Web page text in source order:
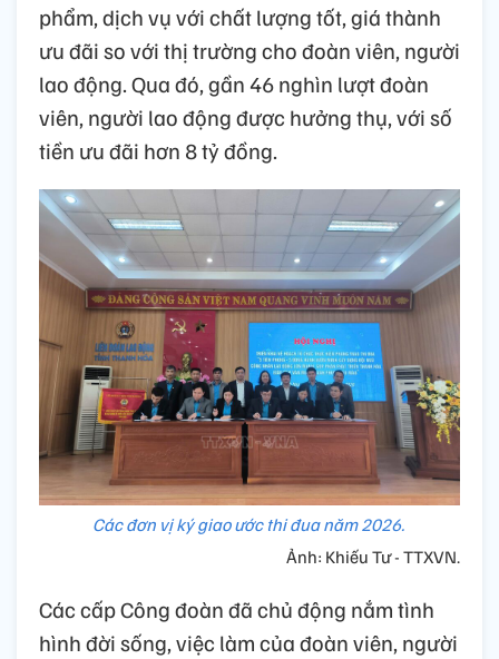
phẩm, dịch vụ với chất lượng tốt, giá thành
ưu đãi so với thị trường cho đoàn viên, người
lao động. Qua đó, gần 46 nghìn lượt đoàn
viên, người lao động được hưởng thụ, với số
tiền ưu đãi hơn 8 tỷ đồng.
Các đơn vị ký giao ước thi đua năm 2026.
Ảnh: Khiếu Tư - TTXVN.
Các cấp Công đoàn đã chủ động nắm tình
hình đời sống, việc làm của đoàn viên, người